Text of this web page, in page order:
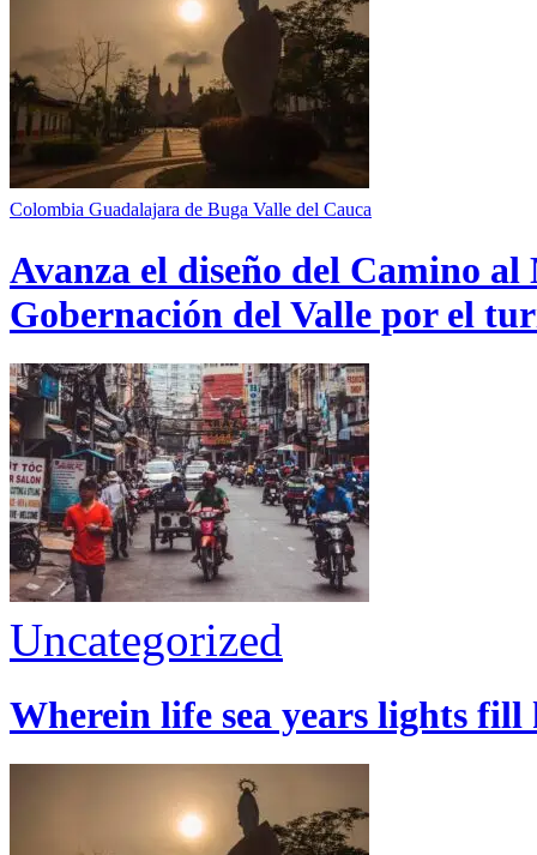
Colombia Guadalajara de Buga Valle del Cauca
Avanza el diseño del Camino
Gobernación del Valle por el
Uncategorized
Wherein life sea years lights